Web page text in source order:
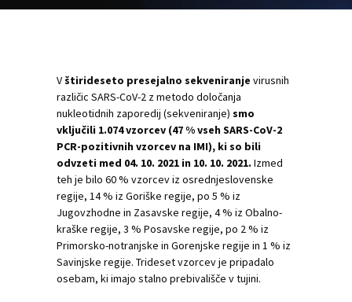
Vštirideseto presejalno sekveniranje virusnih
različic SARS-CoV-2 z metodo določanja
nukleotidnih zaporedij (sekveniranje) smo
vključili 1.074 vzorcev (47 % vseh SARS-CoV-2
PCR-pozitivnih vzorcev na IMI), ki so bili
odvzeti med 04. 10. 2021 in 10. 10. 2021. Izmed
teh je bilo 60 % vzorcev iz osrednjeslovenske
regije, 14 % iz Goriške regije, po 5 % iz
Jugovzhodne in Zasavske regije, 4 % iz Obalno-
kraške regije, 3 % Posavske regije, po 2 % iz
Primorsko-notranjske in Gorenjske regije in 1 % iz
Savinjske regije. Trideset vzorcev je pripadalo
osebam, ki imajo stalno prebivališče v tujini.